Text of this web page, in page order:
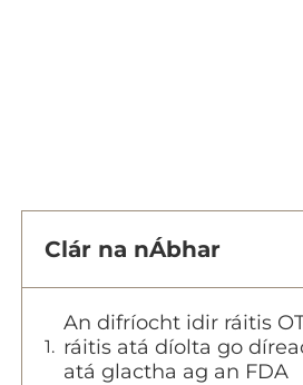
Clár na nÁbhar
An difríocht idir ráitis
ráitis atá díolta go
atá glactha ag an FDA